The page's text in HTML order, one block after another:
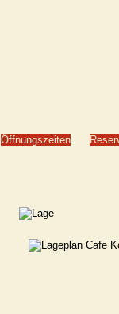
Öffnungszeiten